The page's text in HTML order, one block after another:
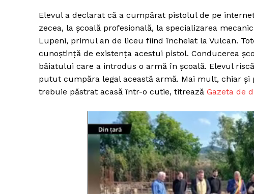
Elevul a declarat că a cumpărat pistolul de pe
zecea, la școală profesională, la specializarea
Lupeni, primul an de liceu fiind încheiat la Vulcan.
cunoștință de existența acestui pistol. Conducerea
băiatului care a introdus o armă în școală. Elevul
putut cumpăra legal această armă. Mai mult, chiar
trebuie păstrat acasă într-o cutie, titrează Gazeta de